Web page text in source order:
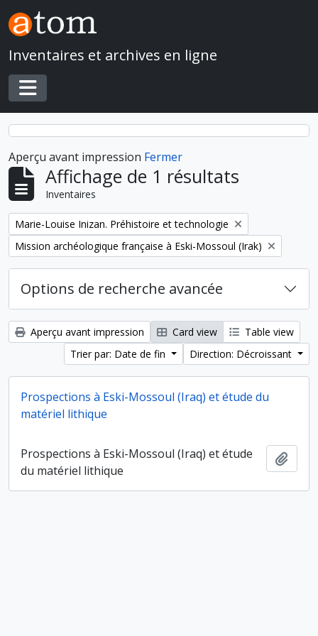
Skip to main content
Inventaires et archives en ligne
Toggle navigation
Aperçu avant impression Fermer
Affichage de 1 résultats
Inventaires
Remove filter:
Marie-Louise Inizan. Préhistoire et technologie
Remove filter:
Mission archéologique française à Eski-Mossoul (Irak)
Options de recherche avancée
Aperçu avant impression Card view
Table view
Trier par: Date de fin
Direction: Décroissant
Prospections à Eski-Mossoul (Iraq) et étude du
matériel lithique
Prospections à Eski-Mossoul (Iraq) et étude
du matériel lithique